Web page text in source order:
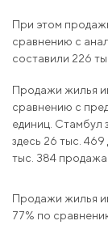
При этом
сравнению с
составили 226
Продажи жилья
сравнению с
единиц. Стамбул
здесь 26 тыс.
тыс. 384
Продажи жилья
77% по